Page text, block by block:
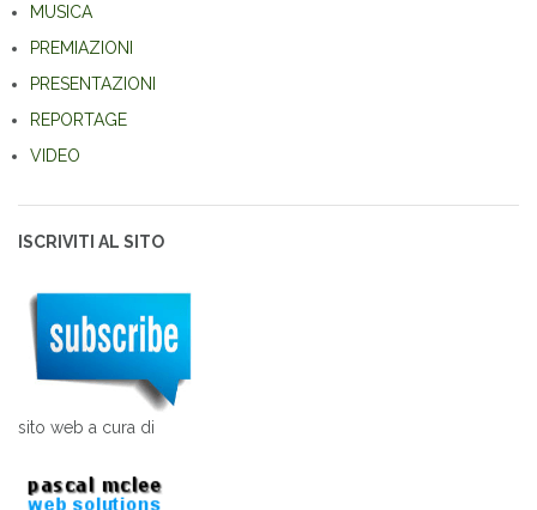
MUSICA
PREMIAZIONI
PRESENTAZIONI
REPORTAGE
VIDEO
ISCRIVITI AL SITO
sito web a cura di